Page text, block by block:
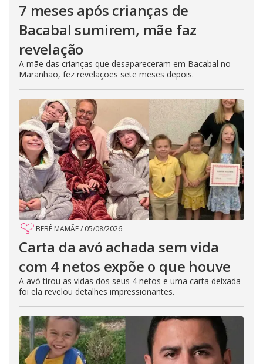
7 meses após crianças de
Bacabal sumirem, mãe faz
revelação
A mãe das crianças que desapareceram em Bacabal no
Maranhão, fez revelações sete meses depois.
BEBÊ MAMÃE/ 05/08/2026
Carta da avó achada sem vida
com 4 netos expõe o que houve
A avó tirou as vidas dos seus 4 netos e uma carta deixada
foi ela revelou detalhes impressionantes.